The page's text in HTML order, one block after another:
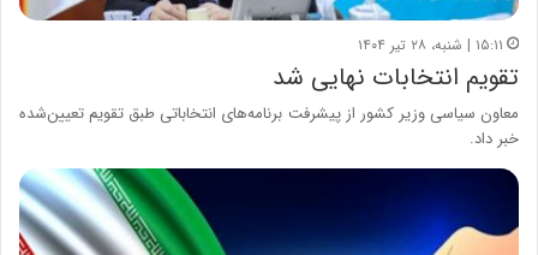
۱۵:۱۱ | شنبه، ۲۸ تیر ۱۴۰۴
تقویم انتخابات نهایی‌ شد
معاون سیاسی وزیر کشور از پیشرفت برنامه‌های انتخاباتی طبق تقویم تعیین‌شده
خبر داد.